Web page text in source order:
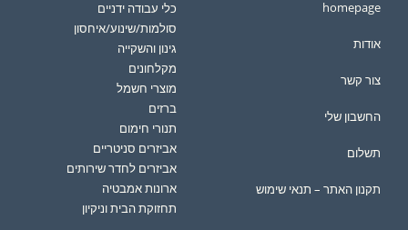
homepage
אודות
צור קשר
החשבון שלי
תשלום
תקנון האתר – תנאי שימוש
כלי עבודה ידניים
סולמות/שינוע/איחסון
גינון והשקייה
מקלחונים
מוצרי חשמל
ברזים
תנורי חימום
אביזרים סניטריים
אביזרים לחדר שירותים
ארונות אמבטיה
תחזוקת הבית וניקיון